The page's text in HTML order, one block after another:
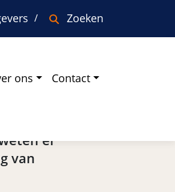
Zoeken
ons Contact
er
van